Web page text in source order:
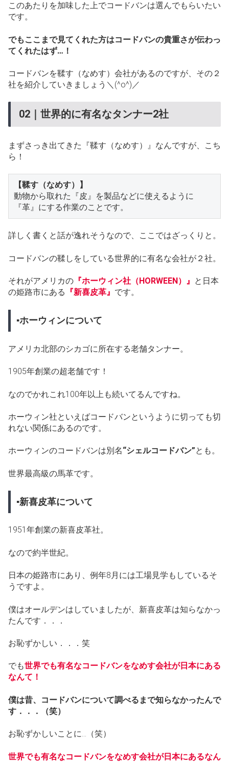
このあたりを加味した上でコードバンは選んでもらいたい
です。
でもここまで見てくれた方はコードバンの貴重さが伝わっ
てくれたはず…！
コードバンを鞣す（なめす）会社があるのですが、その２
社を紹介していきましょう＼(^o^)／
02｜世界的に有名なタンナー2社
まずさっき出てきた『鞣す（なめす）』なんですが、こち
ら！
【鞣す（なめす）】
動物から取れた『皮』を製品などに使えるように
『革』にする作業のことです。
詳しく書くと話が逸れそうなので、ここではざっくりと。
コードバンの鞣しをしている世界的に有名な会社が２社。
それがアメリカの 『ホーウィン社（HORWEEN）』 と日本
の姫路市にある 『新喜皮革』 です。
▪ホーウィンについて
アメリカ北部のシカゴに所在する老舗タンナー。
1905年創業の超老舗です！
なのでかれこれ100年以上も続いてるんですね。
ホーウィン社といえばコードバンというように切っても切
れない関係にあるのです。
ホーウィンのコードバンは別名“シェルコードバン”とも。
世界最高級の馬革です。
▪新喜皮革について
1951年創業の新喜皮革社。
なので約半世紀。
日本の姫路市にあり、例年8月には工場見学もしているそ
うですよ。
僕はオールデンはしていましたが、新喜皮革は知らなかっ
たんです．．．
お恥ずかしい．．．笑
でも世界でも有名なコードバンをなめす会社が日本にある
なんて！
僕は昔、コードバンについて調べるまで知らなかったんで
す．．．（笑）
お恥ずかしいことに…（笑）
世界でも有名なコードバンをなめす会社が日本にあるなん